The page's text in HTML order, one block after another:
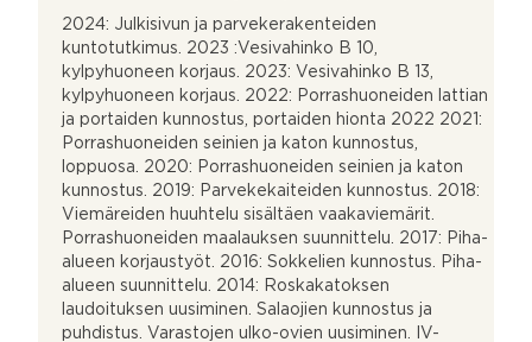
2024: Julkisivun ja parvekerakenteiden
kuntotutkimus. 2023 :Vesivahinko B 10,
kylpyhuoneen korjaus. 2023: Vesivahinko B 13,
kylpyhuoneen korjaus. 2022: Porrashuoneiden lattian
ja portaiden kunnostus, portaiden hionta 2022 2021:
Porrashuoneiden seinien ja katon kunnostus,
loppuosa. 2020: Porrashuoneiden seinien ja katon
kunnostus. 2019: Parvekekaiteiden kunnostus. 2018:
Viemäreiden huuhtelu sisältäen vaakaviemärit.
Porrashuoneiden maalauksen suunnittelu. 2017: Piha-
alueen korjaustyöt. 2016: Sokkelien kunnostus. Piha-
alueen suunnittelu. 2014: Roskakatoksen
laudoituksen uusiminen. Salaojien kunnostus ja
puhdistus. Varastojen ulko-ovien uusiminen. IV-